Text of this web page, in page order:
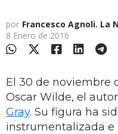
por Francesco Agnoli. La
8 Enero de 2016
El 30 de noviembre
Oscar Wilde, el
Gray. Su figura ha
instrumentalizada